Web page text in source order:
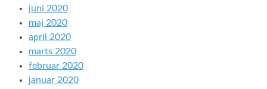
juni 2020
maj 2020
april 2020
marts 2020
februar 2020
januar 2020